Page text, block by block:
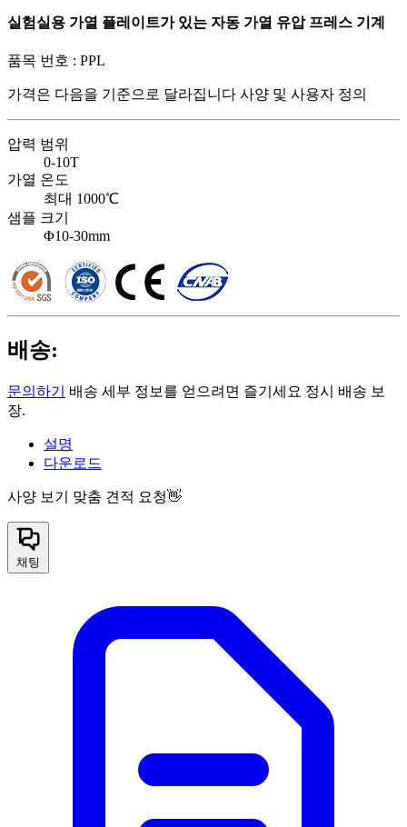
실험실용 가열 플레이트가 있는 자동 가열 유압 프레스 기계
품목 번호 : PPL
가격은 다음을 기준으로 달라집니다 사양 및 사용자 정의
압력 범위
0-10T
가열 온도
최대 1000℃
샘플 크기
Φ10-30mm
배송:
문의하기
배송 세부 정보를 얻으려면 즐기세요 정시 배송 보
장.
설명
다운로드
사양 보기 맞춤 견적 요청👋
채팅